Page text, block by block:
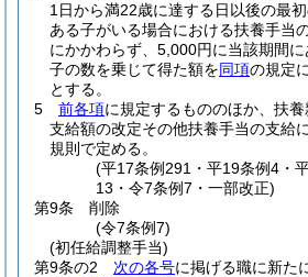
1日から満22歳に達する日以後の最
ある子がいる場合における扶養手当
にかかわらず、5,000円に当該期間
子の数を乗じて得た額を同項の規定
とする。
5
前各項に規定するもののほか、扶
支給額の改定その他扶養手当の支給
規則で定める。
(平17条例291・平19条例4・
13・令7条例7・一部改正)
第9条
削除
(令7条例7)
(初任給調整手当)
第9条の2
次の各号に掲げる職に新た